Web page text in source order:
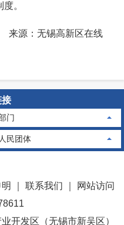
。
来源：无锡高新区在线
接
门
人民团体
联系我们
网站访问
开发区（无锡市新吴区）